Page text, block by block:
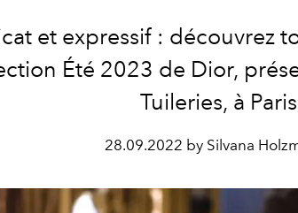
et expressif : découvrez
Été 2023 de Dior,
Tuileries, à
28.09.2022 by Silvana